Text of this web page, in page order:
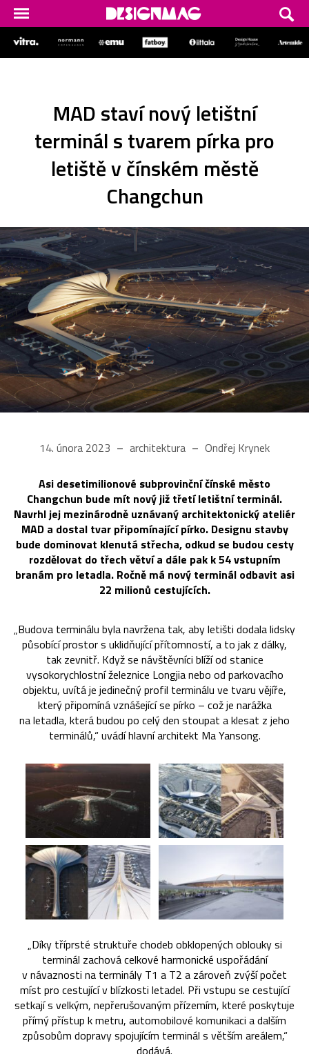
MAD staví nový letištní
terminál s tvarem pírka pro
letiště v čínském městě
Changchun
14. února 2023 architektura Ondřej Krynek
Asi desetimilionové subprovinční čínské město
Changchun bude mít nový již třetí letištní terminál.
Navrhl jej mezinárodně uznávaný architektonický ateliér
MAD a dostal tvar připomínající pírko. Designu stavby
bude dominovat klenutá střecha, odkud se budou cesty
rozdělovat do třech větví a dále pak k 54 vstupním
branám pro letadla. Ročně má nový terminál odbavit asi
22 milionů cestujících.
„Budova terminálu byla navržena tak, aby letišti dodala lidsky
působící prostor s uklidňující přítomností, a to jak z dálky,
tak zevnitř. Když se návštěvníci blíží od stanice
vysokorychlostní železnice Longjia nebo od parkovacího
objektu, uvítá je jedinečný profil terminálu ve tvaru vějíře,
který připomíná vznášející se pírko – což je narážka
na letadla, která budou po celý den stoupat a klesat z jeho
terminálů,“ uvádí hlavní architekt Ma Yansong.
„Díky tříprsté struktuře chodeb obklopených oblouky si
terminál zachová celkové harmonické uspořádání
v návaznosti na terminály T1 a T2 a zároveň zvýší počet
míst pro cestující v blízkosti letadel. Při vstupu se cestující
setkají s velkým, nepřerušovaným přízemím, které poskytuje
přímý přístup k metru, automobilové komunikaci a dalším
způsobům dopravy spojujícím terminál s větším areálem,“